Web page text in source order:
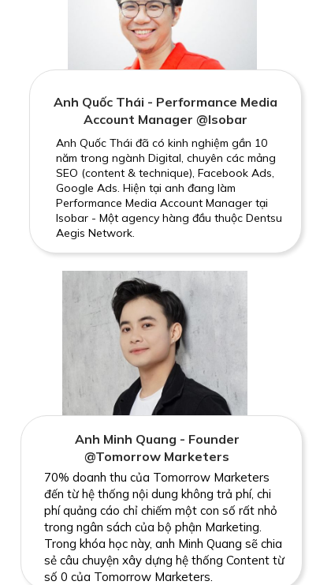
70% doanh thu của Tomorrow Marketers
đến từ hệ thống nội dung không trả phí, chi
phí quảng cáo chỉ chiếm một con số rất nhỏ
trong ngân sách của bộ phận Marketing.
Trong khóa học này, anh Minh Quang sẽ chia
sẻ câu chuyện xây dựng hệ thống Content từ
số 0 của Tomorrow Marketers.
Anh Minh Quang - Founder
@Tomorrow Marketers
Anh Quốc Thái đã có kinh nghiệm gần 10
năm trong ngành Digital, chuyên các mảng
SEO (content & technique), Facebook Ads,
Google Ads. Hiện tại anh đang làm
Performance Media Account Manager tại
Isobar - Một agency hàng đầu thuộc Dentsu
Aegis Network.
Anh Quốc Thái - Performance Media
Account Manager @Isobar